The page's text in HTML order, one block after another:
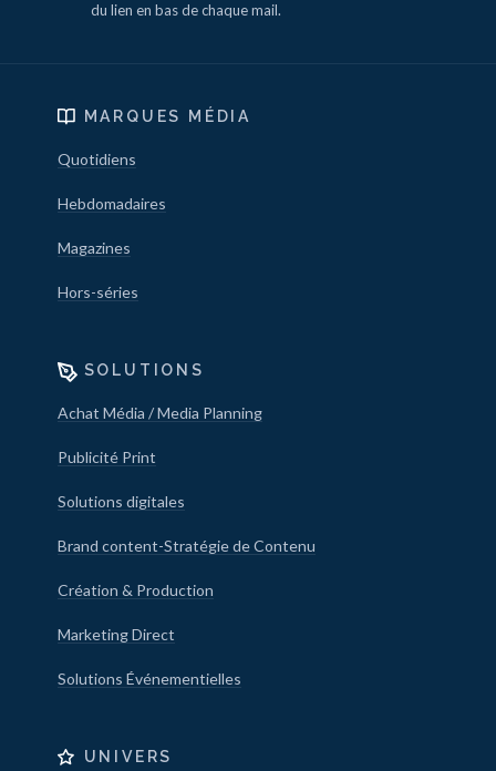
du lien en bas de chaque mail.
MARQUES MÉDIA
Quotidiens
Hebdomadaires
Magazines
Hors-séries
SOLUTIONS
Achat Média / Media Planning
Publicité Print
Solutions digitales
Brand content-Stratégie de Contenu
Création & Production
Marketing Direct
Solutions Événementielles
UNIVERS